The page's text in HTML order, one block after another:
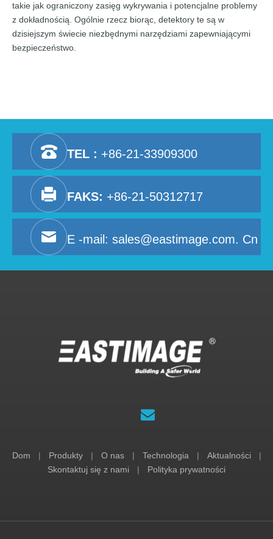
takie jak ograniczony zasięg wykrywania i potencjalne problemy
z dokładnością. Ogólnie rzecz biorąc, detektory te są w
dzisiejszym świecie niezbędnymi narzędziami zapewniającymi
bezpieczeństwo.
TEL : +86-21-33909300
FAKS: +86-21-50312717
E -mail: sales@eastimage.com. Cn
Dom | Produkty | O nas | Technologia | Aktualności
|
Skontaktuj się z nami
| Polityka prywatności